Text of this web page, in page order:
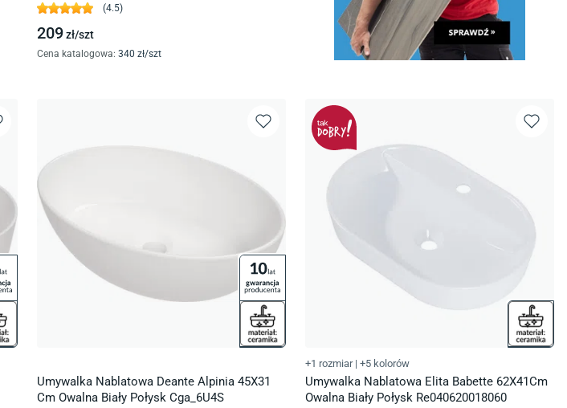
(4.5)
209zł/szt
Cena katalogowa: 340 zł/szt
Umywalka Nablatowa Deante Alpinia 45X31
Cm Owalna Biały Połysk Cga_6U4S
+1 rozmiar | +5 kolorów
Umywalka Nablatowa Elita Babette 62X41Cm
Owalna Biały Połysk Re040620018060